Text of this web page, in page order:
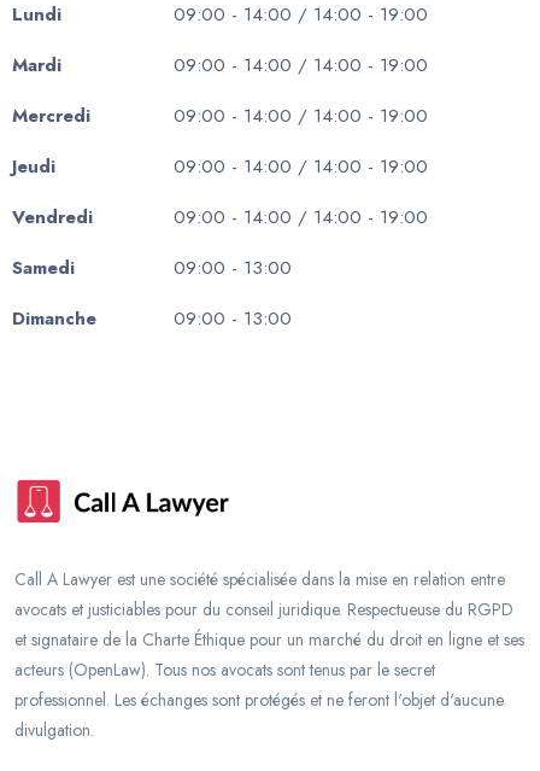
Lundi
09:00 - 14:00 / 14:00 - 19:00
Mardi
09:00 - 14:00 / 14:00 - 19:00
Mercredi
09:00 - 14:00 / 14:00 - 19:00
Jeudi
09:00 - 14:00 / 14:00 - 19:00
Vendredi
09:00 - 14:00 / 14:00 - 19:00
Samedi
09:00 - 13:00
Dimanche
09:00 - 13:00
Call A Lawyer est une société spécialisée dans la mise en relation entre
avocats et justiciables pour du conseil juridique. Respectueuse du RGPD
et signataire de la Charte Éthique pour un marché du droit en ligne et ses
acteurs (OpenLaw). Tous nos avocats sont tenus par le secret
professionnel. Les échanges sont protégés et ne feront l'objet d'aucune
divulgation.